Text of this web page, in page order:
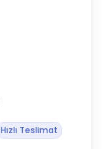
Hızlı Teslimat